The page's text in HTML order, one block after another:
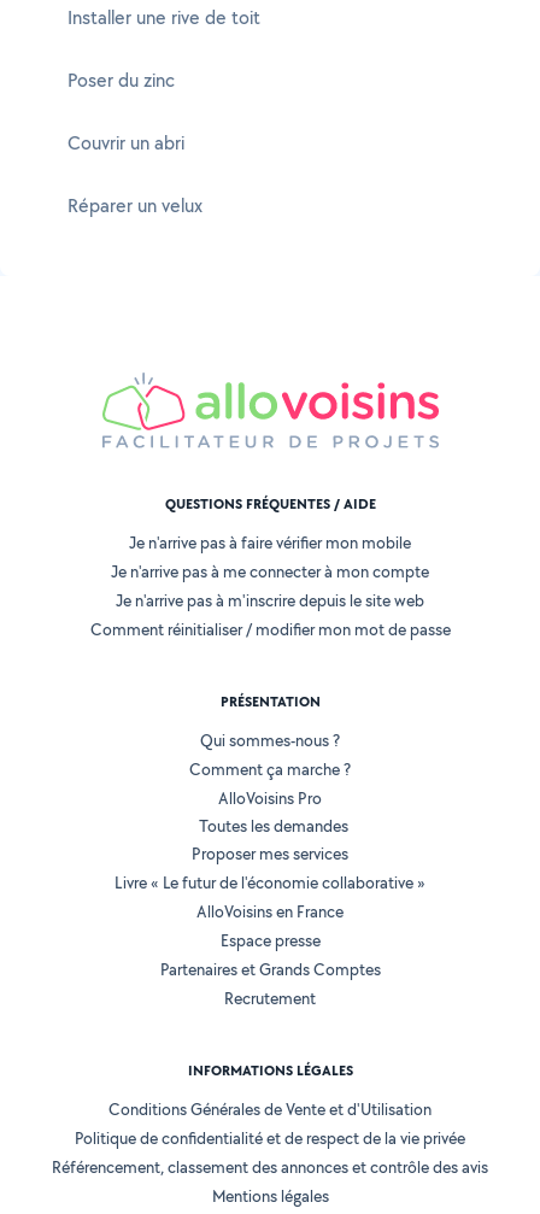
Installer une rive de toit
Poser du zinc
Couvrir un abri
Réparer un velux
QUESTIONS FRÉQUENTES / AIDE
Je n'arrive pas à faire vérifier mon mobile
Je n'arrive pas à me connecter à mon compte
Je n'arrive pas à m'inscrire depuis le site web
Comment réinitialiser / modifier mon mot de passe
PRÉSENTATION
Qui sommes-nous ?
Comment ça marche ?
AlloVoisins Pro
Toutes les demandes
Proposer mes services
Livre « Le futur de l'économie collaborative »
AlloVoisins en France
Espace presse
Partenaires et Grands Comptes
Recrutement
INFORMATIONS LÉGALES
Conditions Générales de Vente et d'Utilisation
Politique de confidentialité et de respect de la vie privée
Référencement, classement des annonces et contrôle des avis
Mentions légales